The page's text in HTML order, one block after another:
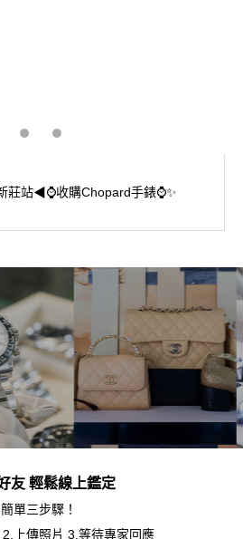
站◀⌚收購Chopard手錶⌚✨
友 輕鬆線上鑑定
單三步驟！
上傳照片 3.等待專家回應